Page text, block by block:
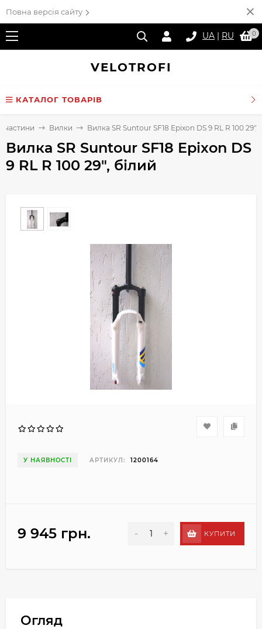
Повна версія сайту
UA | RU 0
VELOTROFI
КАТАЛОГ ТОВАРІВ
Вилки Вилка SR Suntour SF18 Epixon DS 9 RL R 100 29",
Вилка SR Suntour SF18 Epixon DS
9 RL R 100 29", білий
У НАЯВНОСТІ АРТИКУЛ: 1200164
9 945 грн. - + КУПИТИ
Огляд